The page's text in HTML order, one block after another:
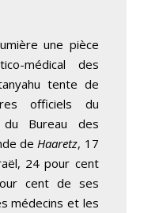
une pièce
médical des
tente de
officiels du
Bureau des
deHaaretz, 17
24 pour cent
cent de ses
médecins et les